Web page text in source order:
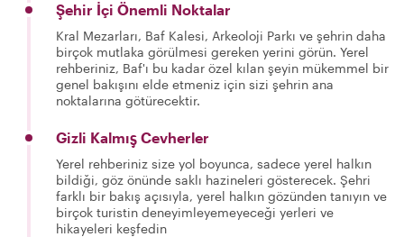
Şehir İçi Önemli Noktalar
Kral Mezarları, Baf Kalesi, Arkeoloji Parkı ve şehrin daha
birçok mutlaka görülmesi gereken yerini görün. Yerel
rehberiniz, Baf'ı bu kadar özel kılan şeyin mükemmel bir
genel bakışını elde etmeniz için sizi şehrin ana
noktalarına götürecektir.
Gizli Kalmış Cevherler
Yerel rehberiniz size yol boyunca, sadece yerel halkın
bildiği, göz önünde saklı hazineleri gösterecek. Şehri
farklı bir bakış açısıyla, yerel halkın gözünden tanıyın ve
birçok turistin deneyimleyemeyeceği yerleri ve
hikayeleri keşfedin